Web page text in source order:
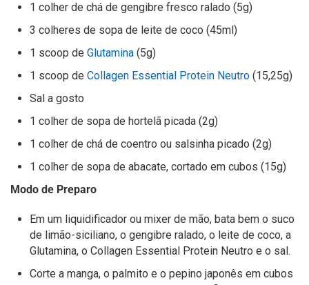
1 colher de chá de gengibre fresco ralado (5g)
3 colheres de sopa de leite de coco (45ml)
1 scoop de Glutamina (5g)
1 scoop de Collagen Essential Protein Neutro (15,25g)
Sal a gosto
1 colher de sopa de hortelã picada (2g)
1 colher de chá de coentro ou salsinha picado (2g)
1 colher de sopa de abacate, cortado em cubos (15g)
Modo de Preparo
Em um liquidificador ou mixer de mão, bata bem o suco
de limão-siciliano, o gengibre ralado, o leite de coco, a
Glutamina, o Collagen Essential Protein Neutro e o sal.
Corte a manga, o palmito e o pepino japonês em cubos